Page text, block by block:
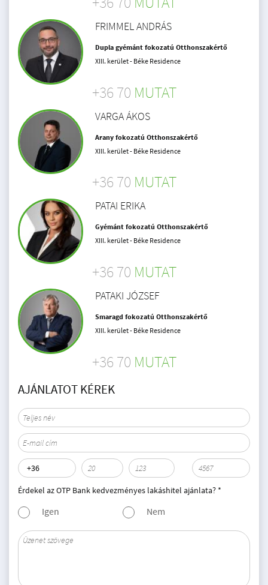
FRIMMEL ANDRÁS
Dupla gyémánt fokozatú Otthonszakértő
XIII. kerület - Béke Residence
+36 70 MUTAT
VARGA ÁKOS
Arany fokozatú Otthonszakértő
XIII. kerület - Béke Residence
+36 70 MUTAT
PATAI ERIKA
Gyémánt fokozatú Otthonszakértő
XIII. kerület - Béke Residence
+36 70 MUTAT
PATAKI JÓZSEF
Smaragd fokozatú Otthonszakértő
XIII. kerület - Béke Residence
+36 70 MUTAT
AJÁNLATOT KÉREK
Érdekel az OTP Bank kedvezményes lakáshitel ajánlata? *
Igen Nem